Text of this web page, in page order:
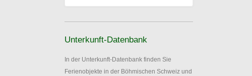
Unterkunft-Datenbank
In der Unterkunft-Datenbank finden Sie
Ferienobjekte in der Böhmischen Schweiz und